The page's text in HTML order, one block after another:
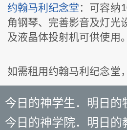
约翰马利纪念堂：可容纳
角钢琴、完善影音及灯光
及液晶体投射机可供使用。
如需租用约翰马利纪念堂
今日的神学生．明日的
今日的神学院．明日的